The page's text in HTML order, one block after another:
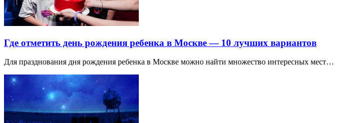
Где отметить день рождения ребенка в Москве — 10 лучших вариантов
Для празднования дня рождения ребенка в Москве можно найти множество интересных мест…